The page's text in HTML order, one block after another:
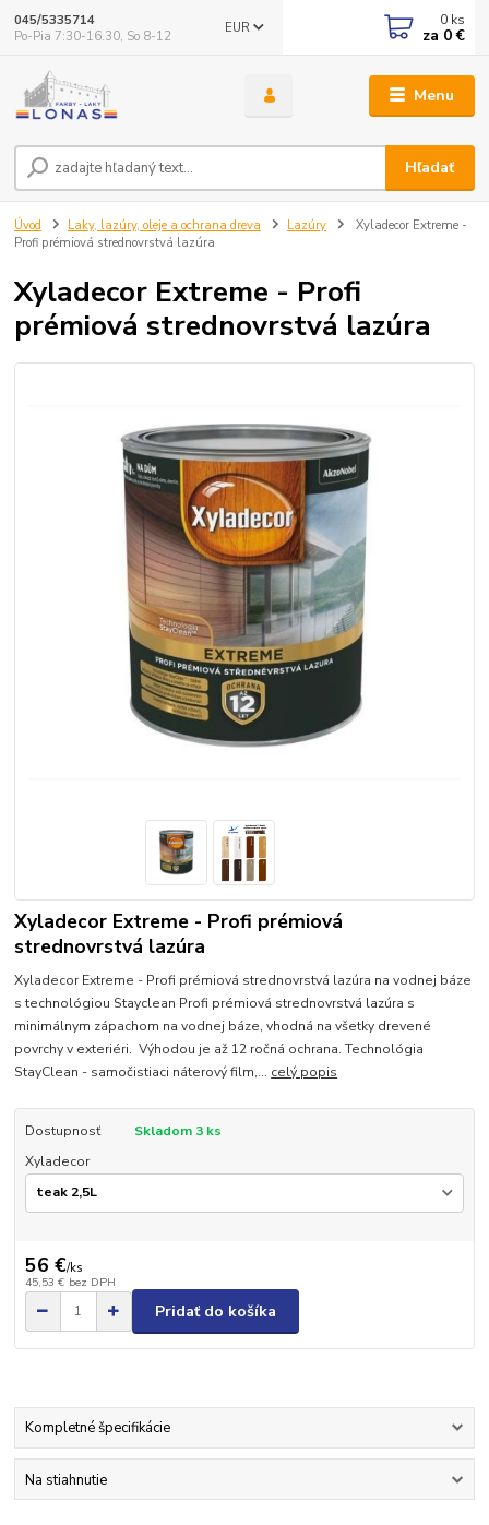
Menu
EUR
Hľadať
045/5335714
Po-Pia 7:30-16.30, So 8-12
0 ks
za 0 €
Úvod Laky, lazúry, oleje a ochrana dreva Lazúry
Xyladecor Extreme -
Profi prémiová strednovrstvá lazúra
Xyladecor Extreme - Profi
prémiová strednovrstvá lazúra
Xyladecor Extreme - Profi prémiová
strednovrstvá lazúra
Xyladecor Extreme - Profi prémiová strednovrstvá lazúra na vodnej báze
s technológiou Stayclean Profi prémiová strednovrstvá lazúra s
minimálnym zápachom na vodnej báze, vhodná na všetky drevené
povrchy v exteriéri. Výhodou je až 12 ročná ochrana. Technológia
StayClean - samočistiaci náterový film,... celý popis
Dostupnosť
Skladom 3 ks
Xyladecor
56 €/ks
45,53 € bez DPH
Pridať do košíka
Kompletné špecifikácie
Na stiahnutie